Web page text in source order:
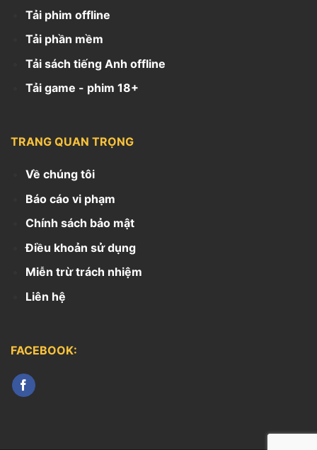
Tải phim offline
Tải phần mềm
Tải sách tiếng Anh offline
Tải game - phim 18+
TRANG QUAN TRỌNG
Về chúng tôi
Báo cáo vi phạm
Chính sách bảo mật
Điều khoản sử dụng
Miễn trừ trách nhiệm
Liên hệ
FACEBOOK: